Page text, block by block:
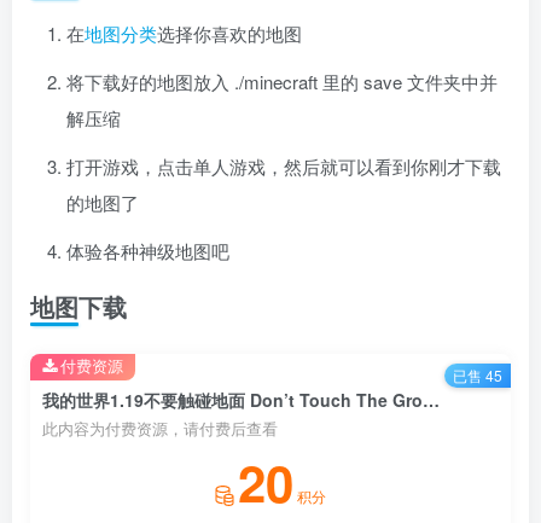
在地图分类选择你喜欢的地图
将下载好的地图放入 ./minecraft 里的 save 文件夹中并
解压缩
打开游戏，点击单人游戏，然后就可以看到你刚才下载
的地图了
体验各种神级地图吧
地图下载
我的世界1.19不要触碰地面 Don’t Touch The Ground 地图存档
此内容为付费资源，请付费后查看
20 积分
付费资源 已售 45